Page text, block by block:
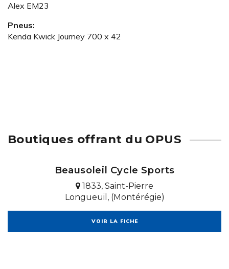
Alex EM23
Pneus:
Kenda Kwick Journey 700 x 42
Boutiques offrant du OPUS
Beausoleil Cycle Sports
1833, Saint-Pierre
Longueuil, (Montérégie)
VOIR LA FICHE